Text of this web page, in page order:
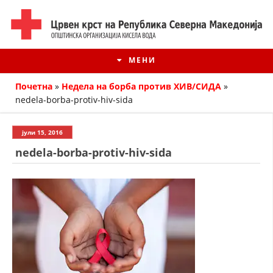
МЕНИ
ИСТОРИЈАТ НА ЦКРМ
ИСТОРИЈАТ НА ДВИЖЕЊЕТО
Почетна » Недела на борба против ХИВ/СИДА »
nedela-borba-protiv-hiv-sida
јули 15, 2016
nedela-borba-protiv-hiv-sida